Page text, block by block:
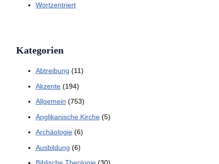
Wortzentriert
Kategorien
Abtreibung (11)
Akzente(194)
Allgemein (753)
Anglikanische Kirche(5)
Archäologie(6)
Ausbildung (6)